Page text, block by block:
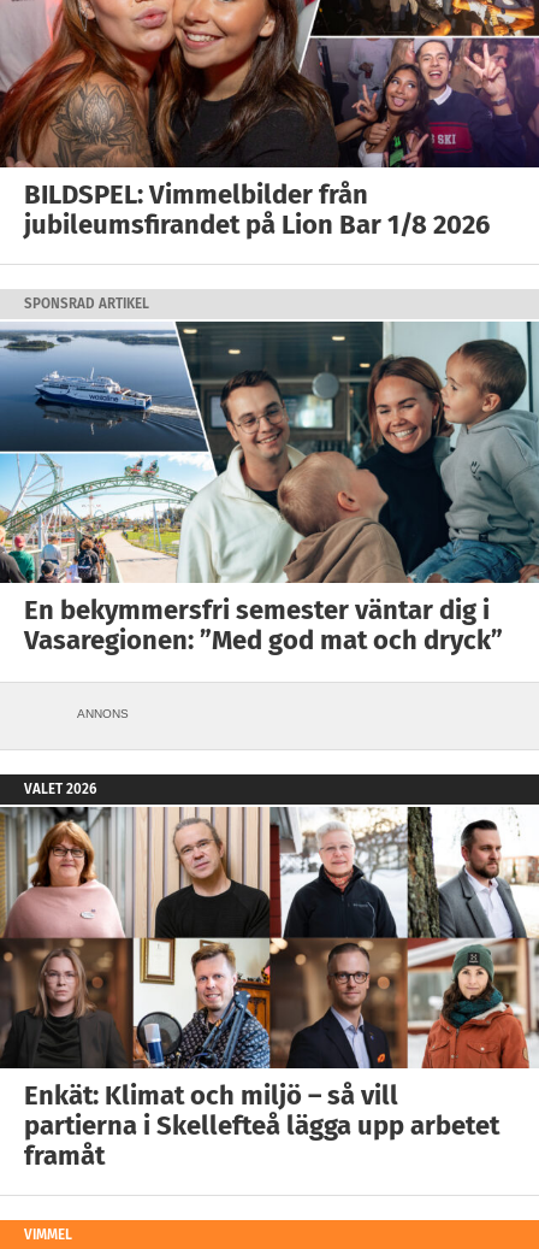
BILDSPEL: Vimmelbilder från
jubileumsfirandet på Lion Bar 1/8 2026
SPONSRAD ARTIKEL
En bekymmersfri semester väntar dig i
Vasaregionen: ”Med god mat och dryck”
ANNONS
VALET 2026
Enkät: Klimat och miljö – så vill
partierna i Skellefteå lägga upp arbetet
framåt
VIMMEL